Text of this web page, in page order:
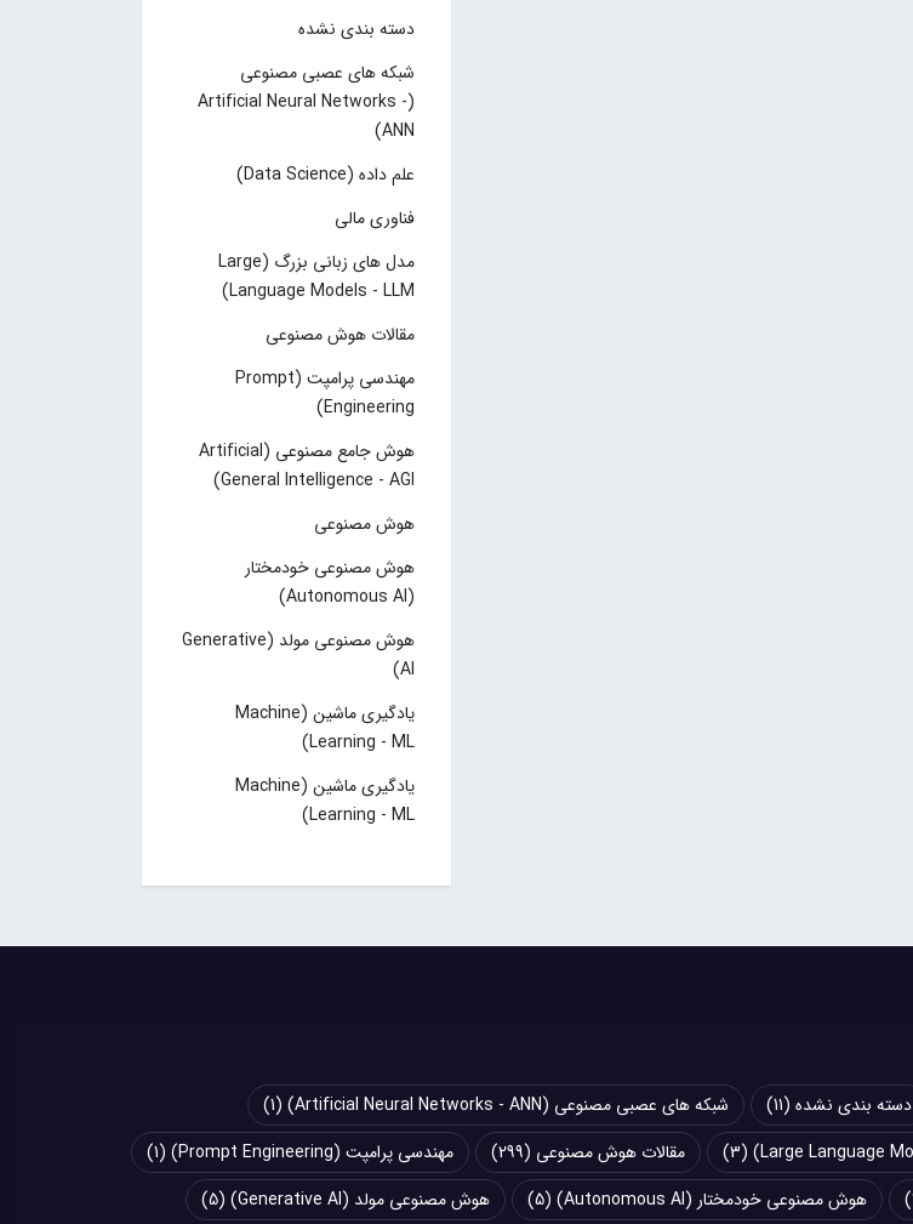
دسته بندی نشده
شبکه های عصبی مصنوعی
(Artificial Neural Networks -
ANN)
علم داده (Data Science)
فناوری مالی
مدل های زبانی بزرگ (Large
Language Models - LLM)
مقالات هوش مصنوعی
مهندسی پرامپت (Prompt
Engineering)
هوش جامع مصنوعی (Artificial
General Intelligence - AGI)
هوش مصنوعی
هوش مصنوعی خودمختار
(Autonomous AI)
هوش مصنوعی مولد (Generative
AI)
یادگیری ماشین (Machine
Learning - ML)
یادگیری ماشین (Machine
Learning - ML)
دسته بندی نشده (11) شبکه های عصبی مصنوعی (Artificial Neural Networks - ANN)
(1)
(3) مقالات هوش مصنوعی (299) مهندسی پرامپت (Prompt Engineering)
(1)
هوش مصنوعی خودمختار (Autonomous AI) (5) هوش مصنوعی مولد (Generative AI) (5)